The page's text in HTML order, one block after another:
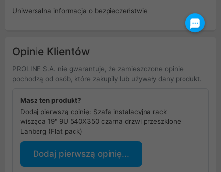
Uniwersalna informacja o bezpieczeństwie
Opinie Klientów
PROLINE S.A. nie gwarantuje, że zamieszczone opinie
pochodzą od osób, które zakupiły lub używały dany produkt.
Masz ten produkt?
Dodaj pierwszą opinię: Szafa instalacyjna rack
wisząca 19" 9U 540X350 czarna drzwi przeszklone
Lanberg (Flat pack)
Dodaj pierwszą opinię...